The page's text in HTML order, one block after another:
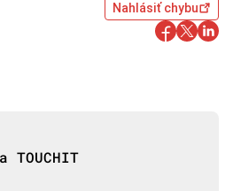
Nahlásiť chybu
TOUCHIT